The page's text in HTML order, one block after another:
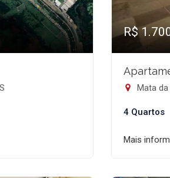
R$
Mata da
4 Quartos
Mais